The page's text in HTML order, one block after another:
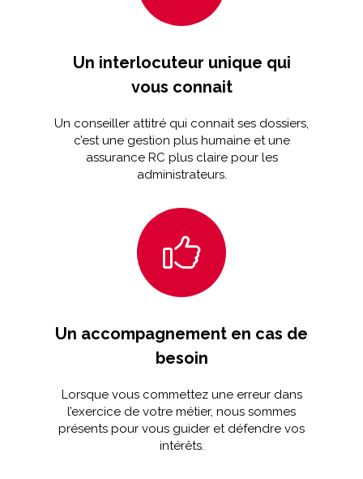
Un interlocuteur unique qui
vous connait
Un conseiller attitré qui connait ses dossiers,
c’est une gestion plus humaine et une
assurance RC plus claire pour les
administrateurs.
Un accompagnement en cas de
besoin
Lorsque vous commettez une erreur dans
l’exercice de votre métier, nous sommes
présents pour vous guider et défendre vos
intérêts.